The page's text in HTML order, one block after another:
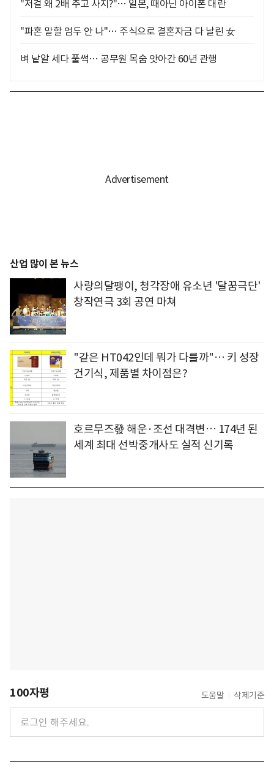
"저걸 왜 2배 주고 사지?"… 일본, 때아닌 아이폰 대란
"파혼 말할 엄두 안 나"… 주식으로 결혼자금 다 날린 女
벼 낱알 세다 풀썩… 공무원 목숨 앗아간 60년 관행
산업 많이 본 뉴스
사랑의달팽이, 청각장애 유소년 '달꿈극단'
창작연극 3회 공연 마쳐
"같은 HT042인데 뭐가 다를까"… 키 성장
건기식, 제품별 차이점은?
호르무즈發 해운·조선 대격변… 174년 된
세계 최대 선박중개사도 실적 신기록
100자평 도움말 삭제기준